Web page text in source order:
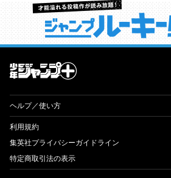
才能溢れる投稿作が読み放題！
ヘルプ／使い方
利用規約
集英社プライバシーガイドライン
特定商取引法の表示